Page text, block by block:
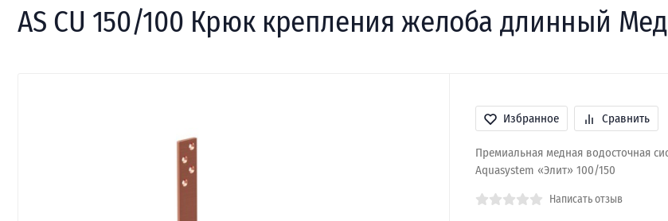
AS CU 150/100 Крюк крепления желоба длинный
Избранное Сравнить
Премиальная медная водосточная
Aquasystem «Элит» 100/150
Написать отзыв